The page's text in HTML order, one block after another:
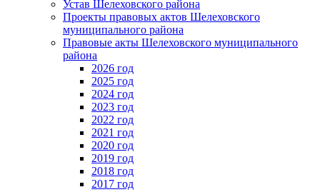
Устав Шелеховского района
Проекты правовых актов Шелеховского
муниципального района
Правовые акты Шелеховского муниципального
района
2026 год
2025 год
2024 год
2023 год
2022 год
2021 год
2020 год
2019 год
2018 год
2017 год